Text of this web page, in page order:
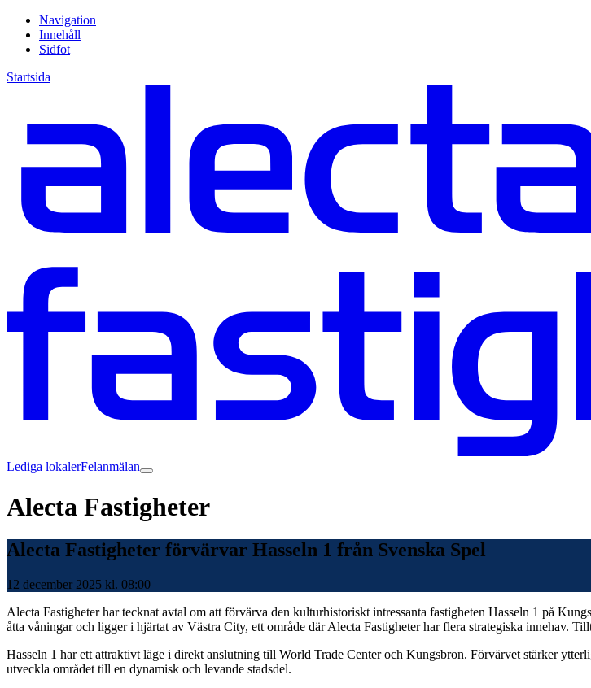
Navigation
Innehåll
Sidfot
Startsida
Lediga lokalerFelanmälan
Alecta Fastigheter
Alecta Fastigheter förvärvar Hasseln 1 från Svenska Spel
12 december 2025 kl. 08:00
Alecta Fastigheter har tecknat avtal om att förvärva den kulturhistoriskt intressanta fastigheten Hasseln 1 på
åtta våningar och ligger i hjärtat av Västra City, ett område där Alecta Fastigheter har flera strategiska innehav.
Hasseln 1 har ett attraktivt läge i direkt anslutning till World Trade Center och Kungsbron. Förvärvet stärker
utveckla området till en dynamisk och levande stadsdel.